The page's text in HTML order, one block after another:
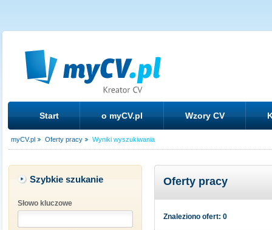
Start o myCV.pl Wzory CV
myCV.pl Oferty pracy Wyniki wyszukiwania
Szybkie szukanie
Słowo kluczowe
Oferty pracy
Znaleziono ofert: 0